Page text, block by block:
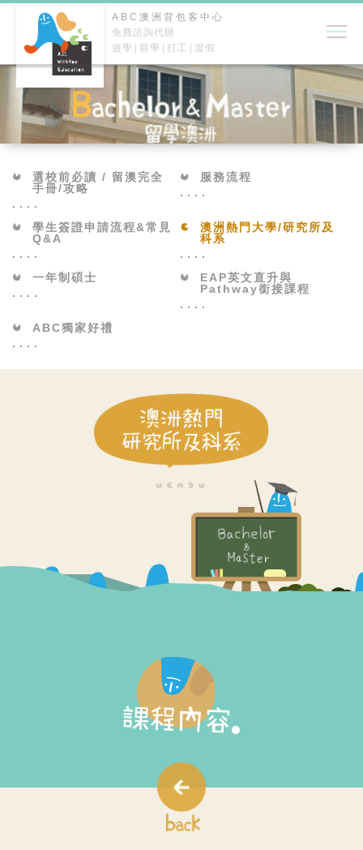
ABC澳洲背包客中心
免費諮詢代辦
遊學
留學 打工 渡假
選校前必讀 / 留澳完全
手冊/攻略
服務流程
學生簽證申請流程&常見
Q&A
澳洲熱門大學/研究所及
科系
一年制碩士
EAP英文直升與
Pathway銜接課程
ABC獨家好禮